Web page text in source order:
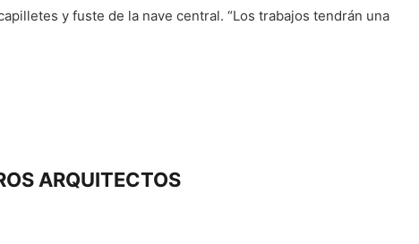
y fuste de la nave central. “Los trabajos tendrán una
ARQUITECTOS